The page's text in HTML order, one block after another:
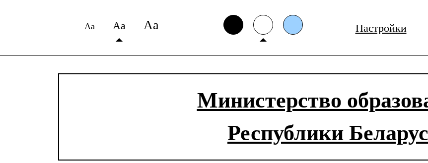
Аа Аа Аа Настройки
Министерство
Республики